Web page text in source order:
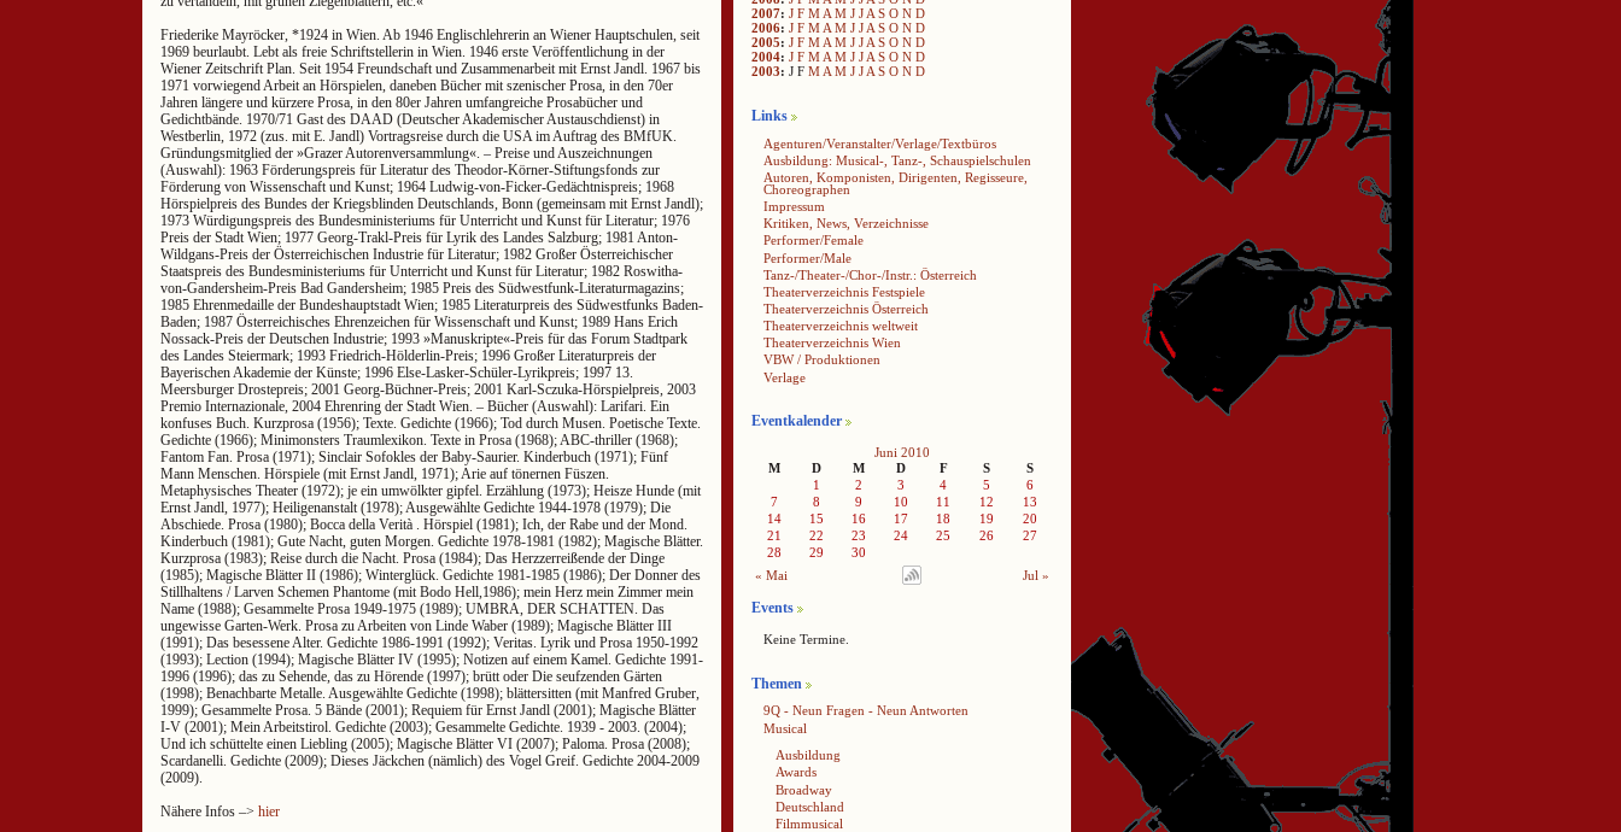
Friederike Mayröcker, *1924 in Wien. Ab 1946 Englischlehrerin an Wiener Hauptschulen, seit
1969 beurlaubt. Lebt als freie Schriftstellerin in Wien. 1946 erste Veröffentlichung in der
Wiener Zeitschrift Plan. Seit 1954 Freundschaft und Zusammenarbeit mit Ernst Jandl. 1967 bis
1971 vorwiegend Arbeit an Hörspielen, daneben Bücher mit szenischer Prosa, in den 70er
Jahren längere und kürzere Prosa, in den 80er Jahren umfangreiche Prosabücher und
Gedichtbände. 1970/71 Gast des DAAD (Deutscher Akademischer Austauschdienst) in
Westberlin, 1972 (zus. mit E. Jandl) Vortragsreise durch die USA im Auftrag des BMfUK.
Gründungsmitglied der »Grazer Autorenversammlung«. – Preise und Auszeichnungen
(Auswahl): 1963 Förderungspreis für Literatur des Theodor-Körner-Stiftungsfonds zur
Förderung von Wissenschaft und Kunst; 1964 Ludwig-von-Ficker-Gedächtnispreis; 1968
Hörspielpreis des Bundes der Kriegsblinden Deutschlands, Bonn (gemeinsam mit Ernst Jandl);
1973 Würdigungspreis des Bundesministeriums für Unterricht und Kunst für Literatur; 1976
Preis der Stadt Wien; 1977 Georg-Trakl-Preis für Lyrik des Landes Salzburg; 1981 Anton-
Wildgans-Preis der Österreichischen Industrie für Literatur; 1982 Großer Österreichischer
Staatspreis des Bundesministeriums für Unterricht und Kunst für Literatur; 1982 Roswitha-
von-Gandersheim-Preis Bad Gandersheim; 1985 Preis des Südwestfunk-Literaturmagazins;
1985 Ehrenmedaille der Bundeshauptstadt Wien; 1985 Literaturpreis des Südwestfunks Baden-
Baden; 1987 Österreichisches Ehrenzeichen für Wissenschaft und Kunst; 1989 Hans Erich
Nossack-Preis der Deutschen Industrie; 1993 »Manuskripte«-Preis für das Forum Stadtpark
des Landes Steiermark; 1993 Friedrich-Hölderlin-Preis; 1996 Großer Literaturpreis der
Bayerischen Akademie der Künste; 1996 Else-Lasker-Schüler-Lyrikpreis; 1997 13.
Meersburger Drostepreis; 2001 Georg-Büchner-Preis; 2001 Karl-Sczuka-Hörspielpreis, 2003
Premio Internazionale, 2004 Ehrenring der Stadt Wien. – Bücher (Auswahl): Larifari. Ein
konfuses Buch. Kurzprosa (1956); Texte. Gedichte (1966); Tod durch Musen. Poetische Texte.
Gedichte (1966); Minimonsters Traumlexikon. Texte in Prosa (1968); ABC-thriller (1968);
Fantom Fan. Prosa (1971); Sinclair Sofokles der Baby-Saurier. Kinderbuch (1971); Fünf
Mann Menschen. Hörspiele (mit Ernst Jandl, 1971); Arie auf tönernen Füszen.
Metaphysisches Theater (1972); je ein umwölkter gipfel. Erzählung (1973); Heisze Hunde (mit
Ernst Jandl, 1977); Heiligenanstalt (1978); Ausgewählte Gedichte 1944-1978 (1979); Die
Abschiede. Prosa (1980); Bocca della Verità . Hörspiel (1981); Ich, der Rabe und der Mond.
Kinderbuch (1981); Gute Nacht, guten Morgen. Gedichte 1978-1981 (1982); Magische Blätter.
Kurzprosa (1983); Reise durch die Nacht. Prosa (1984); Das Herzzerreißende der Dinge
(1985); Magische Blätter II (1986); Winterglück. Gedichte 1981-1985 (1986); Der Donner des
Stillhaltens / Larven Schemen Phantome (mit Bodo Hell,1986); mein Herz mein Zimmer mein
Name (1988); Gesammelte Prosa 1949-1975 (1989); UMBRA, DER SCHATTEN. Das
ungewisse Garten-Werk. Prosa zu Arbeiten von Linde Waber (1989); Magische Blätter III
(1991); Das besessene Alter. Gedichte 1986-1991 (1992); Veritas. Lyrik und Prosa 1950-1992
(1993); Lection (1994); Magische Blätter IV (1995); Notizen auf einem Kamel. Gedichte 1991-
1996 (1996); das zu Sehende, das zu Hörende (1997); brütt oder Die seufzenden Gärten
(1998); Benachbarte Metalle. Ausgewählte Gedichte (1998); blättersitten (mit Manfred Gruber,
1999); Gesammelte Prosa. 5 Bände (2001); Requiem für Ernst Jandl (2001); Magische Blätter
I-V (2001); Mein Arbeitstirol. Gedichte (2003); Gesammelte Gedichte. 1939 - 2003. (2004);
Und ich schüttelte einen Liebling (2005); Magische Blätter VI (2007); Paloma. Prosa (2008);
Scardanelli. Gedichte (2009); Dieses Jäckchen (nämlich) des Vogel Greif. Gedichte 2004-2009
(2009).
Nähere Infos –> hier
2007: J F M A M J J A S O N D
2006: J F M A M J J A S O N D
2005: J F M A M J J A S O N D
2004: J F M A M J J A S O N D
2003: J F M A M J J A S O N D
Links
Agenturen/Veranstalter/Verlage/Textbüros
Ausbildung: Musical-, Tanz-, Schauspielschulen
Autoren, Komponisten, Dirigenten, Regisseure,
Choreographen
Impressum
Kritiken, News, Verzeichnisse
Performer/Female
Performer/Male
Tanz-/Theater-/Chor-/Instr.: Österreich
Theaterverzeichnis Festspiele
Theaterverzeichnis Österreich
Theaterverzeichnis weltweit
Theaterverzeichnis Wien
VBW / Produktionen
Verlage
Eventkalender
Juni 2010
M
D M D F S
S
1
2 3 4 5
6
7
8 9 10 11 12
13
14
15 16 17 18 19
20
21
22 23 24 25 26
27
28
29
30
« Mai
Jul »
Events
Keine Termine.
Themen
9Q - Neun Fragen - Neun Antworten
Musical
Ausbildung
Awards
Broadway
Deutschland
Filmmusical